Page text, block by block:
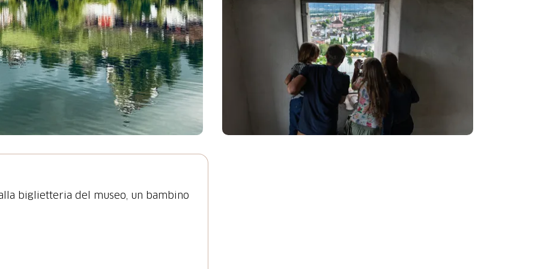
biglietteria del museo, un bambino